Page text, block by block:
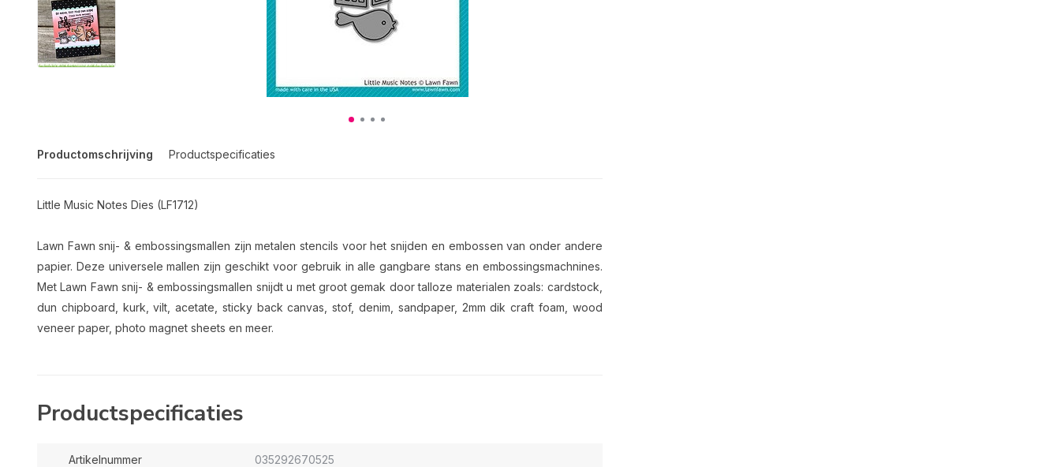
Productomschrijving Productspecificaties
Little Music Notes Dies (LF1712)
Lawn Fawn snij- & embossingsmallen zijn metalen stencils voor het snijden en embossen van onder andere
papier. Deze universele mallen zijn geschikt voor gebruik in alle gangbare stans en embossingsmachnines.
Met Lawn Fawn snij- & embossingsmallen snijdt u met groot gemak door talloze materialen zoals: cardstock,
dun chipboard, kurk, vilt, acetate, sticky back canvas, stof, denim, sandpaper, 2mm dik craft foam, wood
veneer paper, photo magnet sheets en meer.
Productspecificaties
Artikelnummer 035292670525